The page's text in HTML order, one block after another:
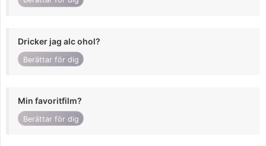
Dricker jag alc ohol?
Berättar för dig
Min favoritfilm?
Berättar för dig